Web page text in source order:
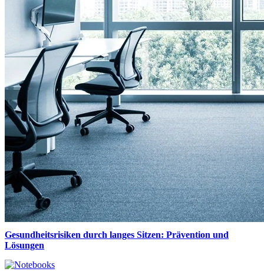
Gesundheitsrisiken durch langes Sitzen: Prävention und
Lösungen